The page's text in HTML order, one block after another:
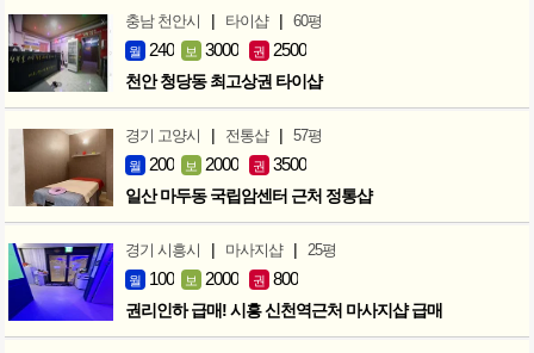
충남 천안시 | 타이샵 | 60평
월 240 보 3000 권 2500
천안 청당동 최고상권 타이샵
경기 고양시 | 전통샵 | 57평
월 200 보 2000 권 3500
일산 마두동 국립암센터 근처 정통샵
경기 시흥시 | 마사지샵 | 25평
월 100 보 2000 권 800
권리인하 급매! 시흥 신천역근처 마사지샵 급매